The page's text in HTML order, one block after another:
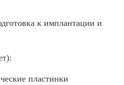
к имплантации и
пластинки